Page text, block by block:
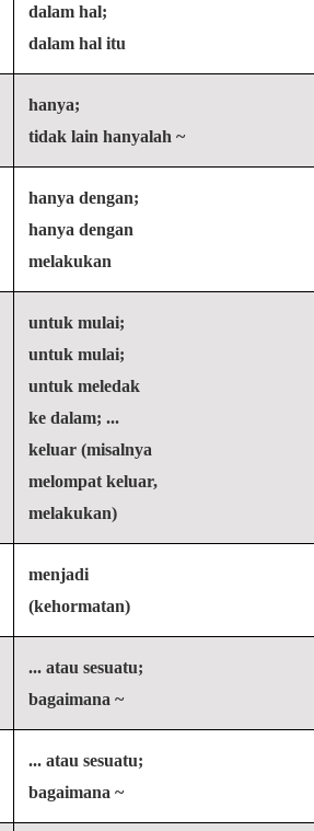
dalam hal;
dalam hal itu
hanya;
tidak lain hanyalah ~
hanya dengan;
hanya dengan
melakukan
untuk mulai;
untuk mulai;
untuk meledak
ke dalam; ...
keluar (misalnya
melompat keluar,
melakukan)
menjadi
(kehormatan)
... atau sesuatu;
bagaimana ~
... atau sesuatu;
bagaimana ~